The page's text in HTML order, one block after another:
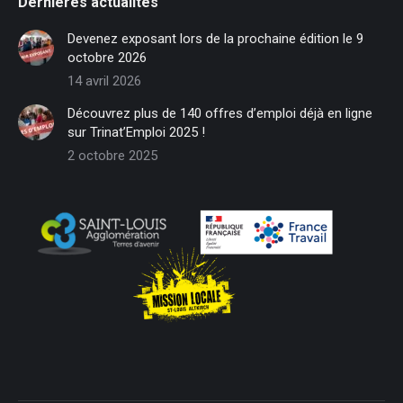
opens
in
new
window
opens
new
window
opens
in
new
window
opens
in
new
window
opens
in
new
window
in
Devenez exposant lors de la prochaine édition le 9
octobre 2026
14 avril 2026
Découvrez plus de 140 offres d’emploi déjà en ligne
sur Trinat’Emploi 2025 !
2 octobre 2025